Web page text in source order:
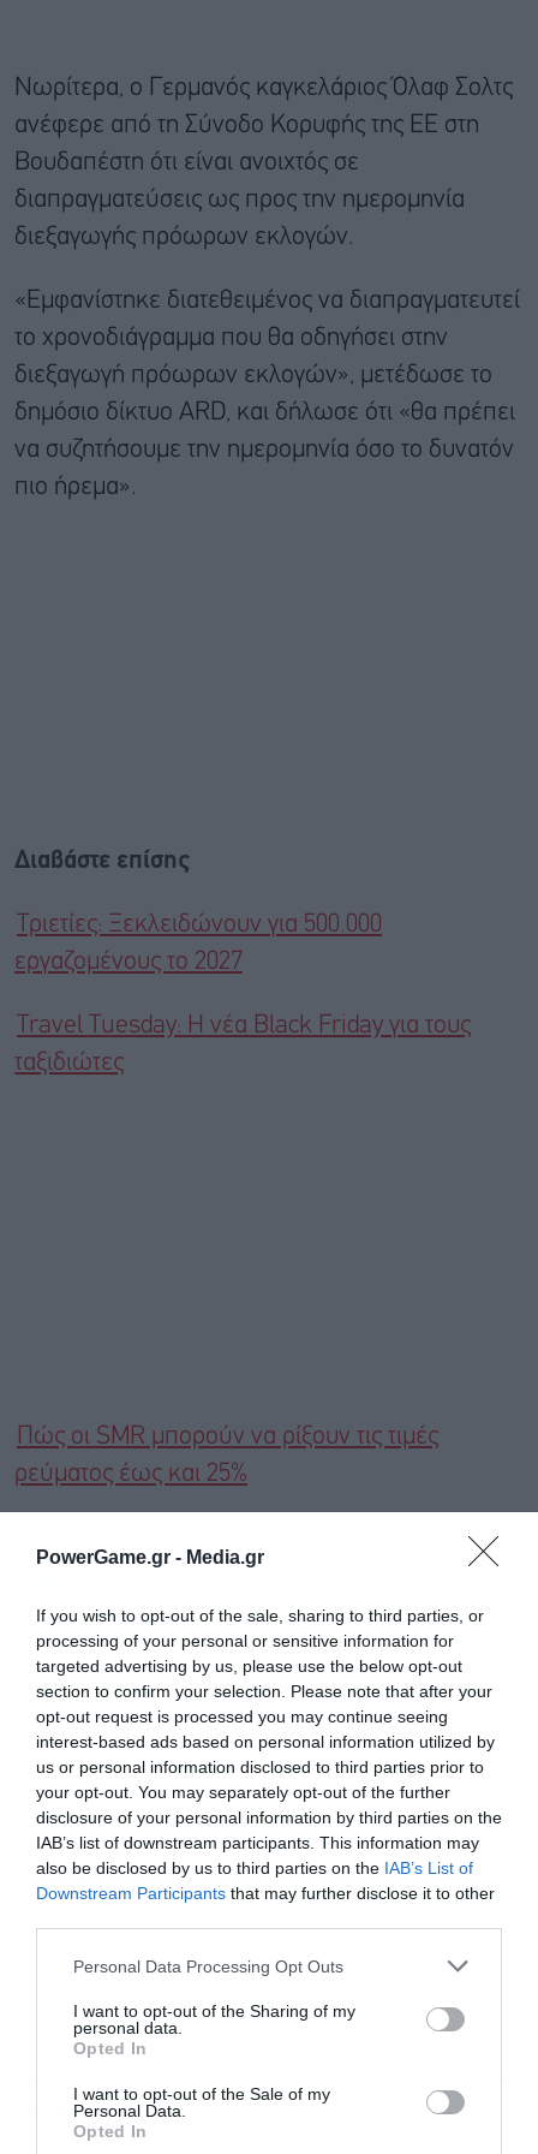
PowerGame.gr - Media.gr
If you wish to opt-out of the sale, sharing to third parties, or
processing of your personal or sensitive information for
targeted advertising by us, please use the below opt-out
section to confirm your selection. Please note that after your
opt-out request is processed you may continue seeing
interest-based ads based on personal information utilized by
us or personal information disclosed to third parties prior to
your opt-out. You may separately opt-out of the further
disclosure of your personal information by third parties on the
IAB’s list of downstream participants. This information may
also be disclosed by us to third parties on the IAB’s List of
Downstream Participants that may further disclose it to other
Personal Data Processing Opt Outs
I want to opt-out of the Sharing of my
personal data.
Opted In
I want to opt-out of the Sale of my
Personal Data.
Opted In
Νωρίτερα, ο Γερμανός καγκελάριος Όλαφ Σολτς
ανέφερε από τη Σύνοδο Κορυφής της ΕΕ στη
Βουδαπέστη ότι είναι ανοιχτός σε
διαπραγματεύσεις ως προς την ημερομηνία
διεξαγωγής πρόωρων εκλογών.
«Εμφανίστηκε διατεθειμένος να διαπραγματευτεί
το χρονοδιάγραμμα που θα οδηγήσει στην
διεξαγωγή πρόωρων εκλογών», μετέδωσε το
δημόσιο δίκτυο ARD, και δήλωσε ότι «θα πρέπει
να συζητήσουμε την ημερομηνία όσο το δυνατόν
πιο ήρεμα».
Διαβάστε επίσης
Τριετίες: Ξεκλειδώνουν για 500.000
εργαζομένους το 2027
Travel Tuesday: Η νέα Black Friday για τους
ταξιδιώτες
Πώς οι SMR μπορούν να ρίξουν τις τιμές
ρεύματος έως και 25%
Ακολουθήστε το Powergame.gr στο
ενημέρωση!
TAGS: ΓΕΡΜΑΝΙΑ ΕΚΛΟΓΕΣ ΠΡΑΣΙΝΟΙ
ΡΟΜΠΕΡΤ ΧΑΜΠΕΚ
ΡΟΗ ΕΙΔΗΣΕΩΝ ΔΗΜΟΦΙΛΗ